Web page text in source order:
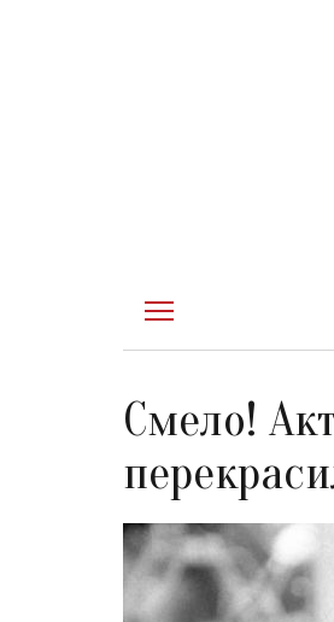
Смело!